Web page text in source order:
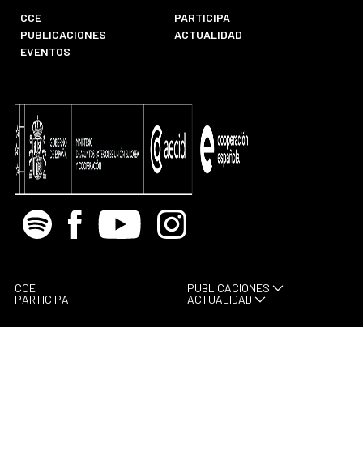
CCE
PARTICIPA
PUBLICACIONES
ACTUALIDAD
EVENTOS
Spotify Facebook
Youtube Instagram
CCE
PARTICIPA
PUBLICACIONES
ACTUALIDAD